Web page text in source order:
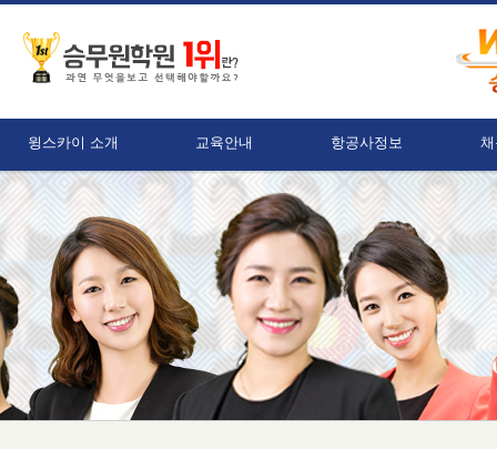
윙스카이 소개 교육안내 항공사정보